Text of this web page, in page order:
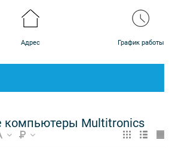
компьютеры Multitronics